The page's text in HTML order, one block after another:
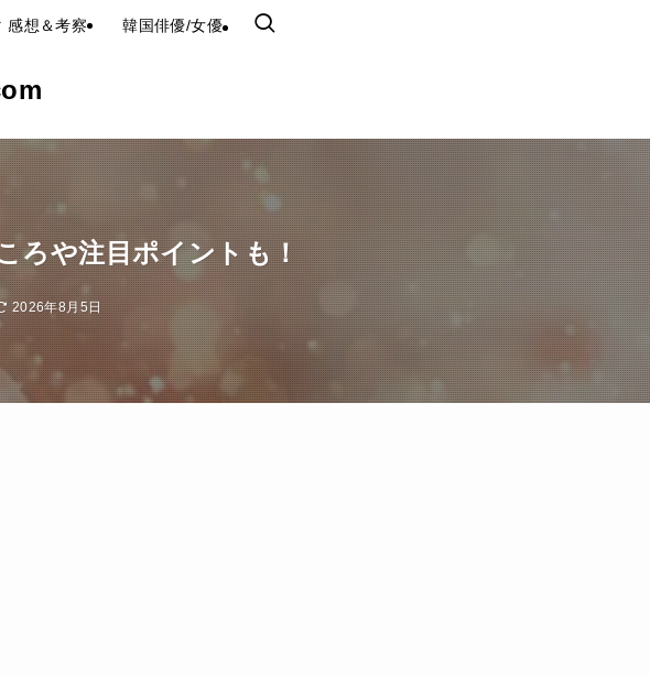
感想＆考察 韓国俳優/女優
ろや注目ポイントも！
2026年8月5日